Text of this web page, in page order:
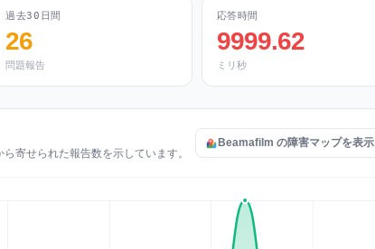
過去30日間
26
問題報告
応答時間
9999.62
ミリ秒
寄せられた報告数を示しています。
Beamafilm の障害マップを表示